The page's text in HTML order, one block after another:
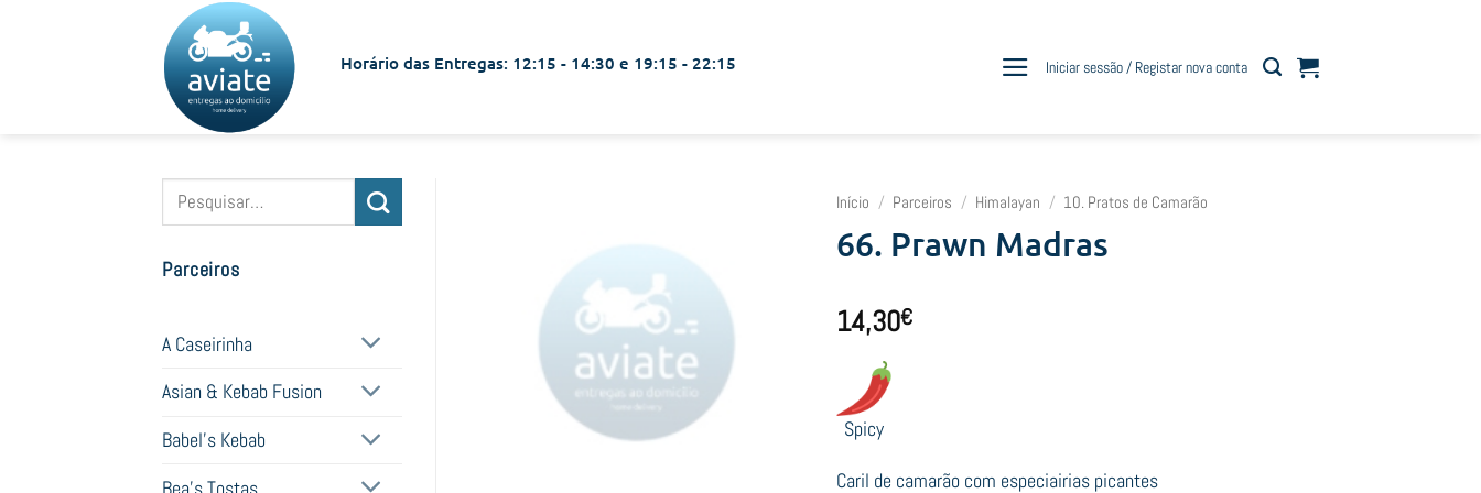
Horário das Entregas: 12:15 - 14:30 e 19:15 - 22:15 Iniciar sessão / Registar nova conta
Pesquisar
Parceiros
A Caseirinha
Asian & Kebab Fusion
Babel's Kebab
Início / Parceiros / Himalayan / 10. Pratos de Camarão
66. Prawn Madras
14,30€
Spicy
Caril de camarão com especiairias picantes